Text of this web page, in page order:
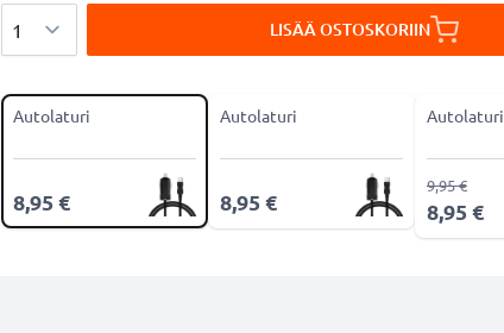
LISÄÄ OSTOSKORIIN
Autolaturi
8,95 €
Autolaturi
8,95 €
Autolaturi
8,95 €
9,95 €